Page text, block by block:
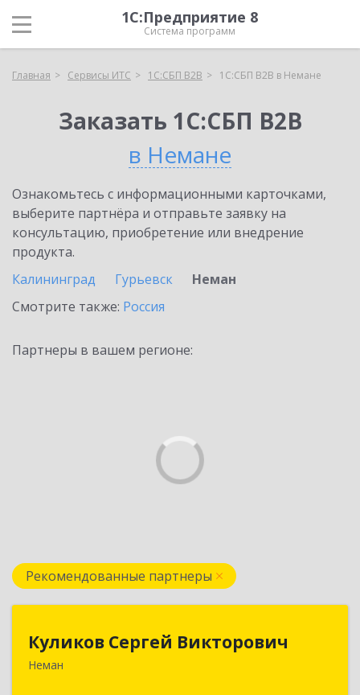
1С:Предприятие 8
Система программ
Главная Сервисы ИТС 1С:СБП B2B 1С:СБП B2B в Немане
Заказать 1С:СБП B2B
в Немане
Ознакомьтесь с информационными карточками,
выберите партнёра и отправьте заявку на
консультацию, приобретение или внедрение
продукта.
Калининград
Гурьевск
Неман
Смотрите также: Россия
Партнеры в вашем регионе:
Рекомендованные партнеры
Куликов Сергей Викторович
Неман
Куликов Сергей Викторович